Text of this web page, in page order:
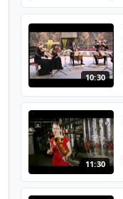
10:30
11:30